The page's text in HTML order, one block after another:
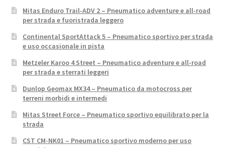
Mitas Enduro Trail-ADV 2 – Pneumatico adventure e all-road
per strada e fuoristrada leggero
Continental SportAttack 5 – Pneumatico sportivo per strada
e uso occasionale in pista
Metzeler Karoo 4 Street – Pneumatico adventure e all-road
per strada e sterrati leggeri
Dunlop Geomax MX34 – Pneumatico da motocross per
terreni morbidi e intermedi
Mitas Street Force – Pneumatico sportivo equilibrato per la
strada
CST CM-NK01 – Pneumatico sportivo moderno per uso